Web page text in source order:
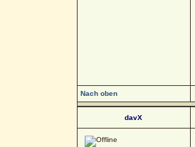
Nach oben
davX